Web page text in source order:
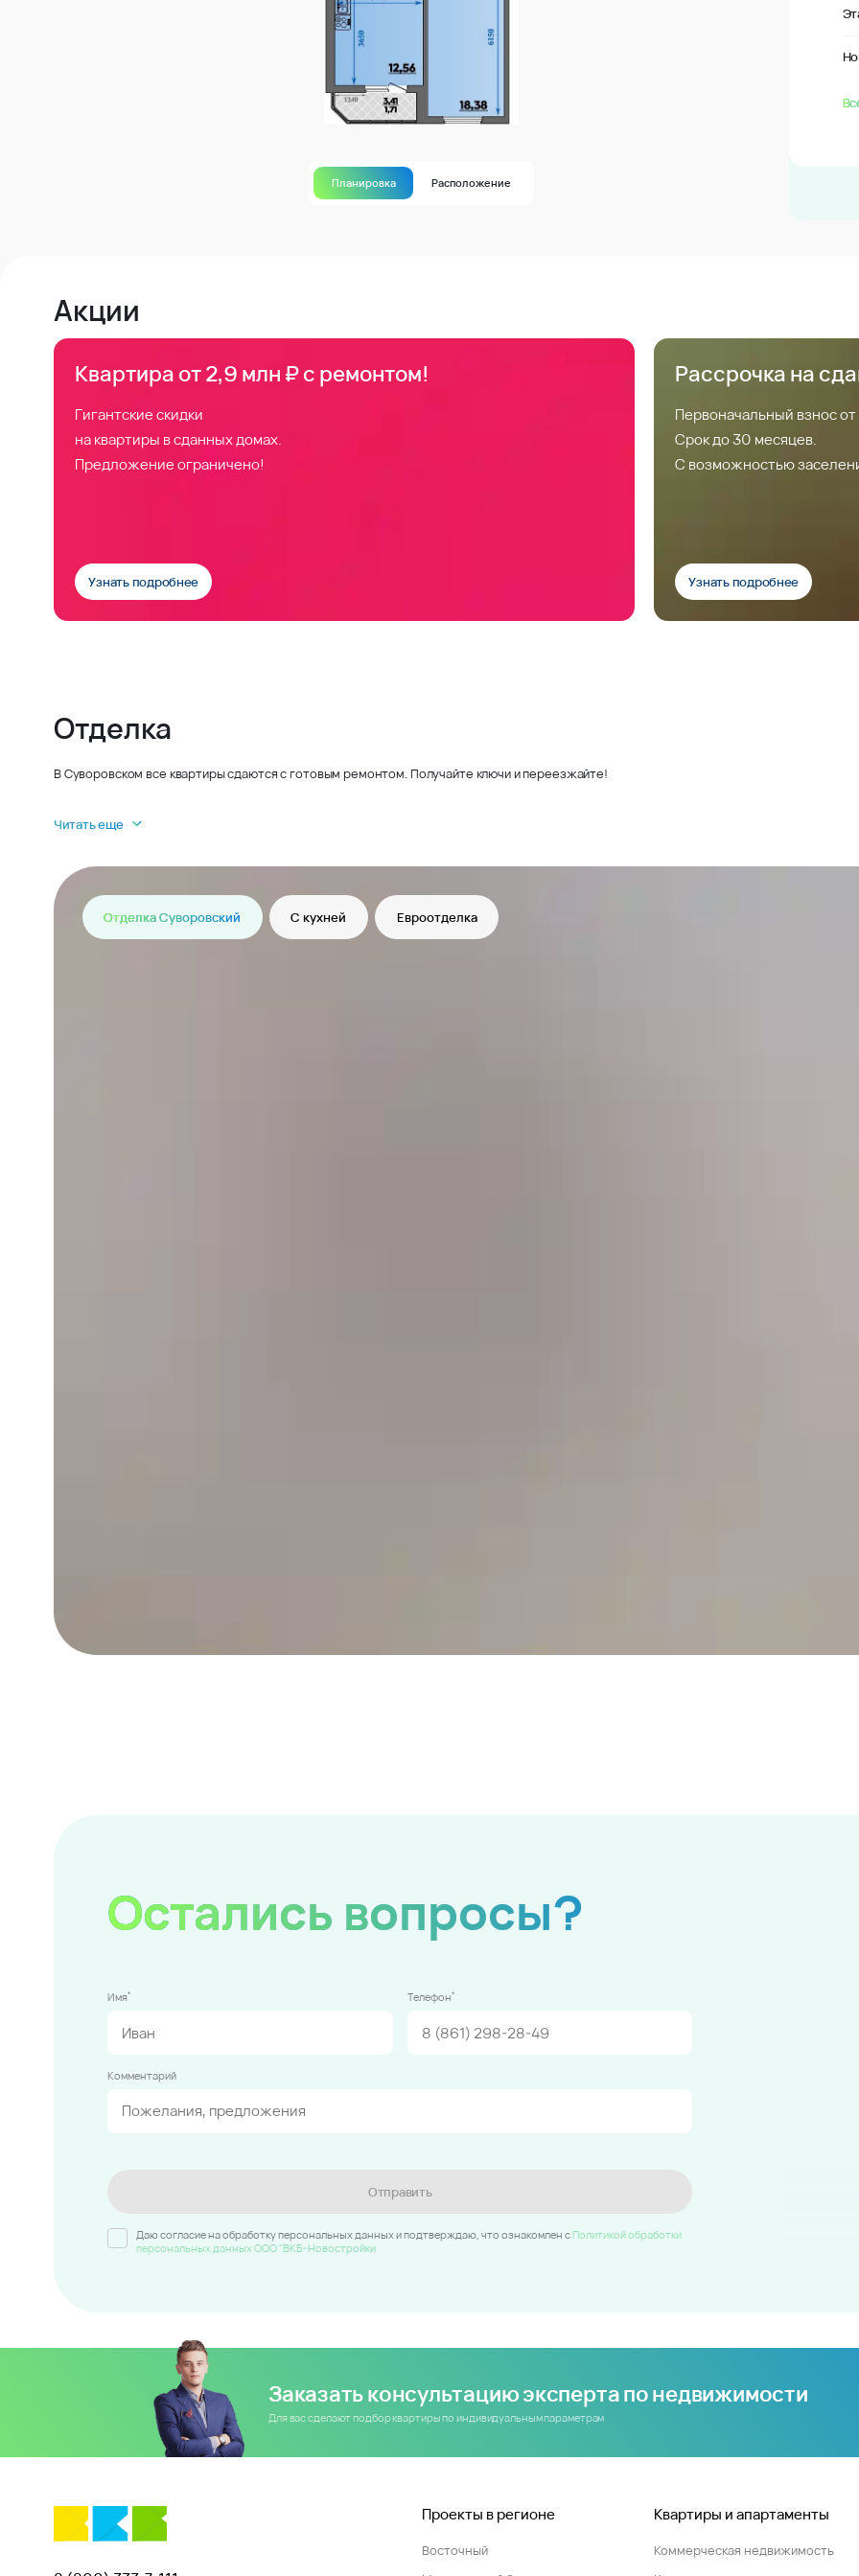
Планировка Расположение
Акции
Квартира от 2,9 млн ₽ с ремонтом!
Гигантские скидки
на квартиры в сданных домах.
Предложение ограничено!
Узнать подробнее
Рассрочка на
Первоначальный взнос
Срок до 30 месяцев.
С возможностью
Узнать подробнее
Отделка
В Суворовском все квартиры сдаются с готовым ремонтом. Получайте ключи и переезжайте!
Читать еще
Отделка Суворовский С кухней Евроотделка
Остались вопросы?
Имя* Телефон*
Комментарий
Отправить
Даю согласие на обработку персональных данных и подтверждаю, что ознакомлен c Политикой обработки
персональных данных ООО "ВКБ-Новостройки
Заказать консультацию эксперта по недвижимости
Для вас сделают подбор квартиры по индивидуальным параметрам
Проекты в регионе
Восточный
Квартиры и апартаменты
Коммерческая недвижимость